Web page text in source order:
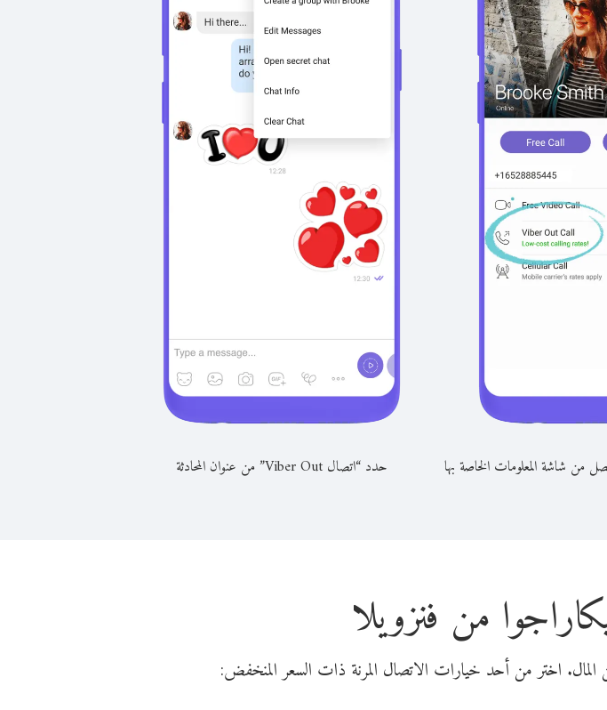
من شاشة المعلومات الخاصة بها حدد “اتصال Viber Out” من عنوان المحادثة
من فنزويلا